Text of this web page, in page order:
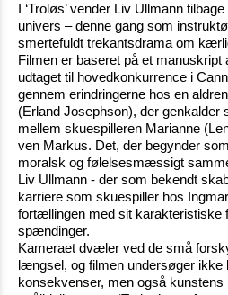
I ‘Troløs’ vender Liv Ullmann
univers – denne gang som
smertefuldt trekantsdrama om
Filmen er baseret på et
udtaget til hovedkonkurrence i
gennem erindringerne hos en
(Erland Josephson), der genkalder
mellem skuespilleren Marianne
ven Markus. Det, der begynder
moralsk og følelsesmæssigt
Liv Ullmann - der som bekendt
karriere som skuespiller hos
fortællingen med sit karakteristiske
spændinger.
Kameraet dvæler ved de små
længsel, og filmen undersøger ikke
konsekvenser, men også kunstens